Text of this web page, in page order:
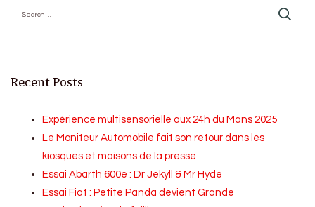
for:
Recent Posts
Expérience multisensorielle aux 24h du Mans 2025
Le Moniteur Automobile fait son retour dans les
kiosques et maisons de la presse
Essai Abarth 600e : Dr Jekyll & Mr Hyde
Essai Fiat : Petite Panda devient Grande